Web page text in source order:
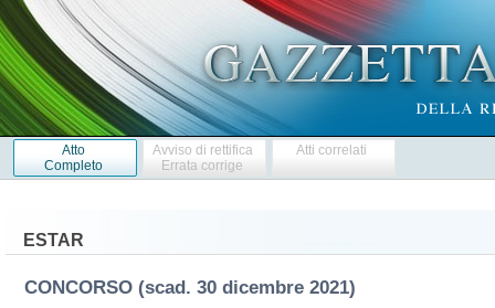
Atto
Completo
Avviso di rettifica
Errata corrige
Atti correlati
ESTAR
CONCORSO (scad. 30 dicembre 2021)